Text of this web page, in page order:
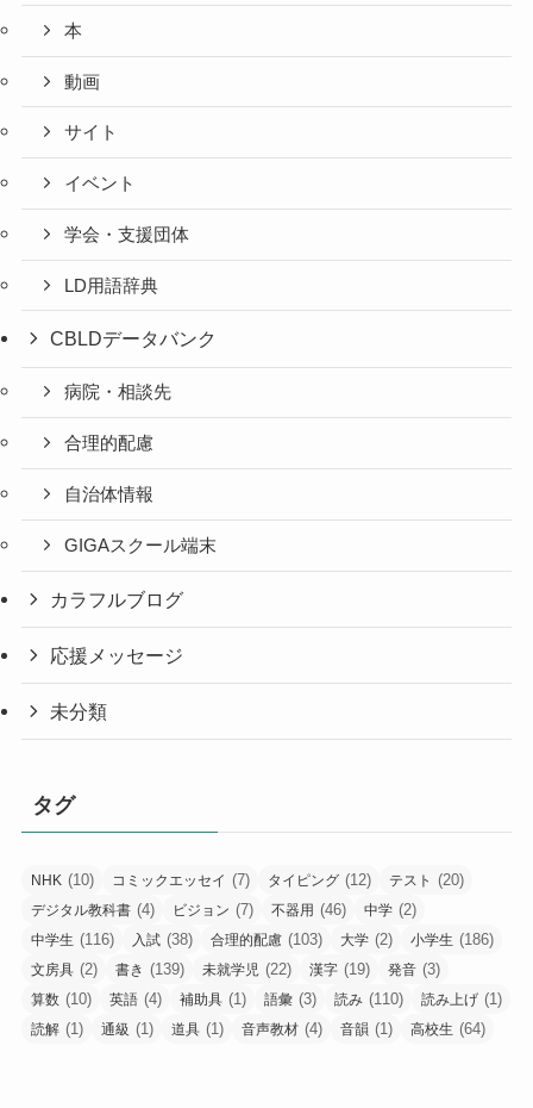
本
動画
サイト
イベント
学会・支援団体
LD用語辞典
CBLDデータバンク
病院・相談先
合理的配慮
自治体情報
GIGAスクール端末
カラフルブログ
応援メッセージ
未分類
タグ
NHK (10) コミックエッセイ (7) タイピング (12) テスト (20)
デジタル教科書 (4) ビジョン (7) 不器用 (46) 中学 (2)
中学生 (116) 入試 (38) 合理的配慮 (103) 大学 (2) 小学生 (186)
文房具 (2) 書き (139) 未就学児 (22) 漢字 (19) 発音 (3)
算数 (10) 英語 (4) 補助具 (1) 語彙 (3) 読み (110) 読み上げ (1)
読解 (1) 通級 (1) 道具 (1) 音声教材 (4) 音韻 (1) 高校生 (64)